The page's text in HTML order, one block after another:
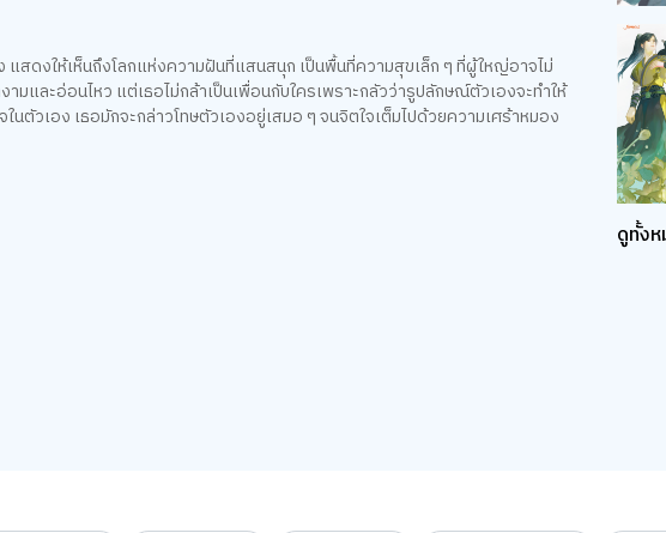
สดงให้เห็นถึงโลกแห่งความฝันที่แสนสนุก เป็นพื้นที่ความสุขเล็ก ๆ ที่ผู้ใหญ่อาจไม่
มและอ่อนไหว แต่เธอไม่กล้าเป็นเพื่อนกับใครเพราะกลัวว่ารูปลักษณ์ตัวเองจะทำให้
วเอง เธอมักจะกล่าวโทษตัวเองอยู่เสมอ ๆ จนจิตใจเต็มไปด้วยความเศร้าหมอง
ดูทั้ง